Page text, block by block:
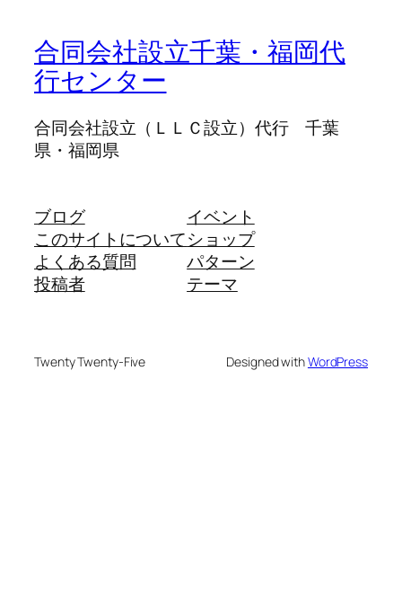
合同会社設立千葉・福岡代
行センター
合同会社設立（ＬＬＣ設立）代行 千葉
県・福岡県
ブログ
このサイトについて
よくある質問
投稿者
イベント
ショップ
パターン
テーマ
Twenty Twenty-Five Designed withWordPress